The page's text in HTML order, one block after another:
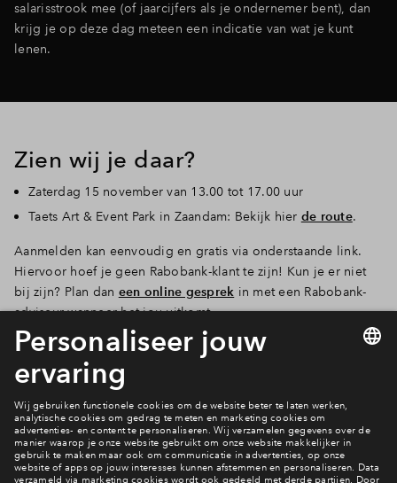
salarisstrook mee (of jaarcijfers als je ondernemer bent), dan
krijg je op deze dag meteen een indicatie van wat je kunt
lenen.
Zien wij je daar?
Zaterdag 15 november van 13.00 tot 17.00 uur
Taets Art & Event Park in Zaandam: Bekijk hier de route.
Aanmelden kan eenvoudig en gratis via onderstaande link.
Hiervoor hoef je geen Rabobank-klant te zijn! Kun je er niet
bij zijn? Plan dan een online gesprek in met een Rabobank-
adviseur wanneer het jou uitkomt.
Meld je aan
Bekijk het
Woningaanbod